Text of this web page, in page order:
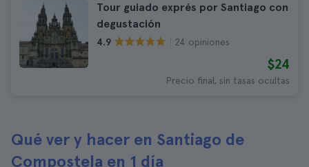
Tour guiado exprés por Santiago con
degustación
4.9 24 opiniones
$24
Precio final, sin tasas ocultas
Qué ver y hacer en Santiago de
Compostela en 1 día